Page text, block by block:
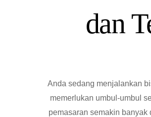
dan
Anda sedang menjalankan
memerlukan umbul-umbul
pemasaran semakin